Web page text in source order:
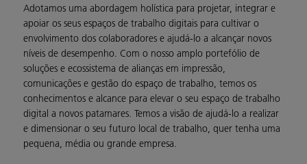
Adotamos uma abordagem holística para projetar, integrar e
apoiar os seus espaços de trabalho digitais para cultivar o
envolvimento dos colaboradores e ajudá-lo a alcançar novos
níveis de desempenho. Com o nosso amplo portefólio de
soluções e ecossistema de alianças em impressão,
comunicações e gestão do espaço de trabalho, temos os
conhecimentos e alcance para elevar o seu espaço de trabalho
digital a novos patamares. Temos a visão de ajudá-lo a realizar
e dimensionar o seu futuro local de trabalho, quer tenha uma
pequena, média ou grande empresa.